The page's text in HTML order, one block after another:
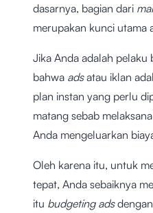
dasarnya, bagian dari
merupakan kunci utama
Jika Anda adalah pelaku
bahwa adsatau iklan
plan instan yang perlu
matang sebab
Anda mengeluarkan
Oleh karena itu, untuk
tepat, Anda sebaiknya
itu budgeting ads